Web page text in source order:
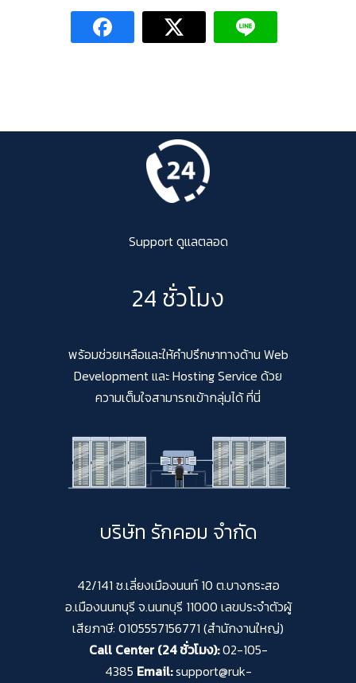
Support ดูแลตลอด
24 ชั่วโมง
พร้อมช่วยเหลือและให้คำปรึกษาทางด้าน Web
Development และ Hosting Service ด้วย
ความเต็มใจสามารถเข้ากลุ่มได้ ที่นี่
บริษัท รักคอม จำกัด
42/141 ซ.เลี่ยงเมืองนนท์ 10 ต.บางกระสอ
อ.เมืองนนทบุรี จ.นนทบุรี 11000 เลขประจำตัวผู้
เสียภาษี: 0105557156771 (สำนักงานใหญ่)
Call Center (24 ชั่วโมง):02-105-
4385 Email:support@ruk-